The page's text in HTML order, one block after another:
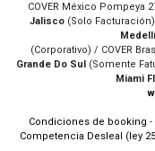
COVER México Pompeya
Jalisco(Solo Facturación)
(Corporativo) / COVER
Grande Do Sul
(Somente
Miami
Condiciones de booking -
Competencia Desleal (ley